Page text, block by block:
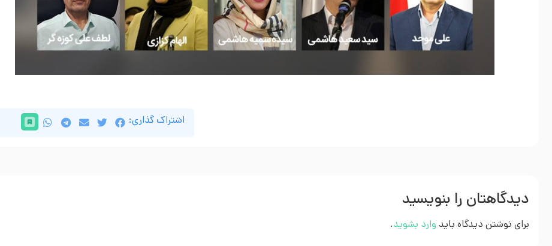
اشتراک گذاری:
دیدگاهتان را بنویسید
برای نوشتن دیدگاه باید وارد بشوید.